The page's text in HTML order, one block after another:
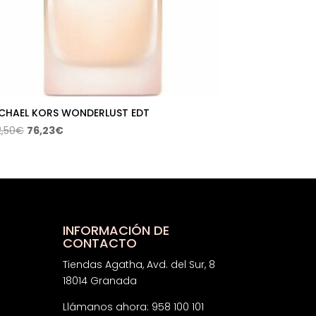
KORS WONDERLUST EDT
€ El
era:
76,23€El
es:
INFORMACIÓN DE
CONTACTO
Tiendas Agatha, Avd. del Sur, 8
18014 Granada
Llámanos ahora: 958 100 101